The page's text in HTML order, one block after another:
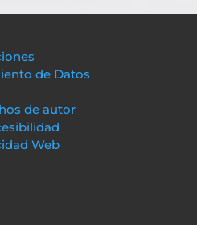
de Datos
de autor
Web